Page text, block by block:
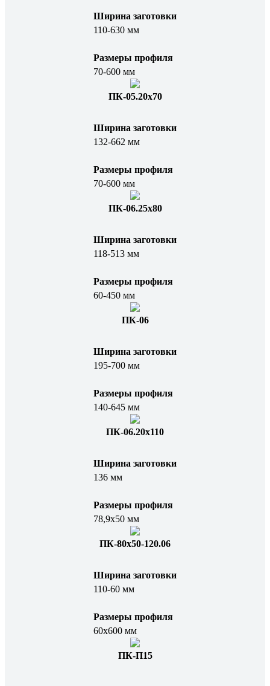
Ширина заготовки
110-630 мм
Размеры профиля
70-600 мм
ПК-05.20x70
Ширина заготовки
132-662 мм
Размеры профиля
70-600 мм
ПК-06.25х80
Ширина заготовки
118-513 мм
Размеры профиля
60-450 мм
ПК-06
Ширина заготовки
195-700 мм
Размеры профиля
140-645 мм
ПК-06.20х110
Ширина заготовки
136 мм
Размеры профиля
78,9х50 мм
ПК-80х50-120.06
Ширина заготовки
110-60 мм
Размеры профиля
60х600 мм
ПК-П15